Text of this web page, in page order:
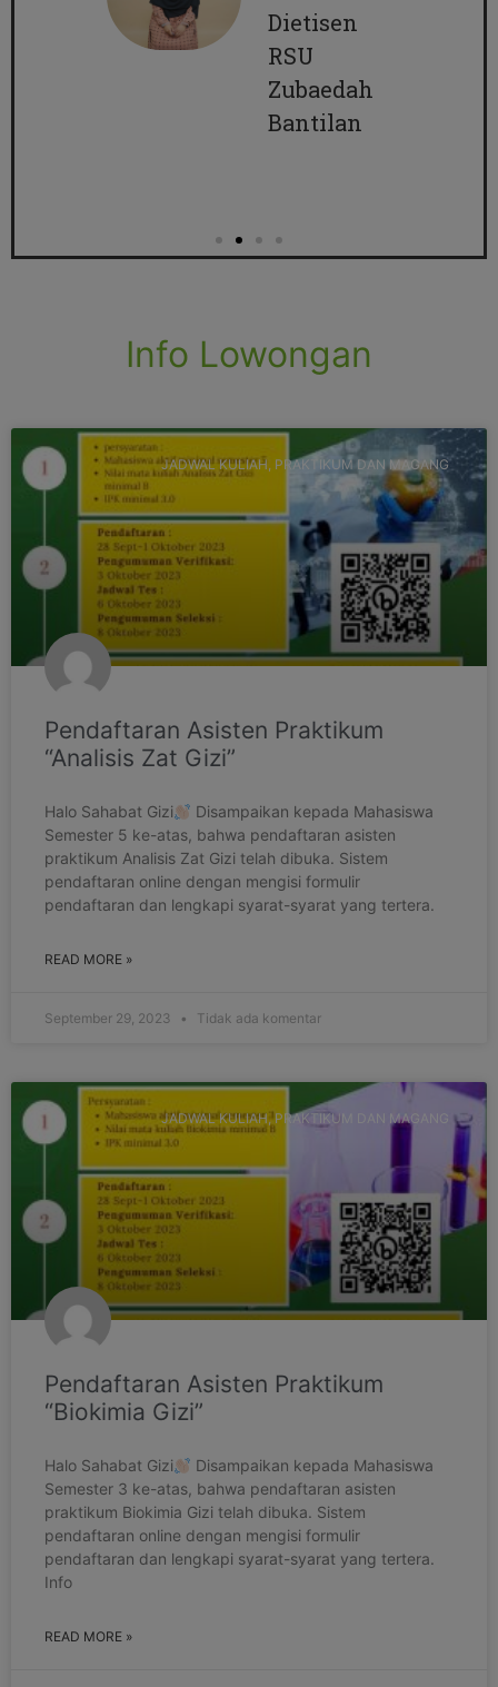
Dietisen
RSU
Zubaedah
Bantilan
Info Lowongan
JADWAL KULIAH, PRAKTIKUM DAN MAGANG
Pendaftaran Asisten Praktikum
“Analisis Zat Gizi”
Halo Sahabat Gizi
Disampaikan kepada Mahasiswa
Semester 5 ke-atas, bahwa pendaftaran asisten
praktikum Analisis Zat Gizi telah dibuka. Sistem
pendaftaran online dengan mengisi formulir
pendaftaran dan lengkapi syarat-syarat yang tertera.
READ MORE »
September 29, 2023 Tidak ada komentar
JADWAL KULIAH, PRAKTIKUM DAN MAGANG
Pendaftaran Asisten Praktikum
“Biokimia Gizi”
Halo Sahabat Gizi
Disampaikan kepada Mahasiswa
Semester 3 ke-atas, bahwa pendaftaran asisten
praktikum Biokimia Gizi telah dibuka. Sistem
pendaftaran online dengan mengisi formulir
pendaftaran dan lengkapi syarat-syarat yang tertera.
Info
READ MORE »